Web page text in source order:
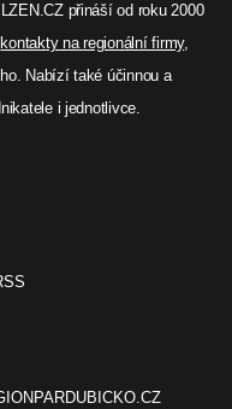
přináší od roku 2000
kontakty na regionální firmy,
Nabízí také účinnou a
i jednotlivce.